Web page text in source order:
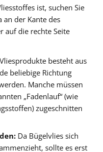
ist, suchen Sie
an der Kante des
auf die rechte Seite
besteht aus
beliebige Richtung
Manche müssen
„Fadenlauf“ (wie
zugeschnitten
Da Bügelvlies sich
sollte es erst